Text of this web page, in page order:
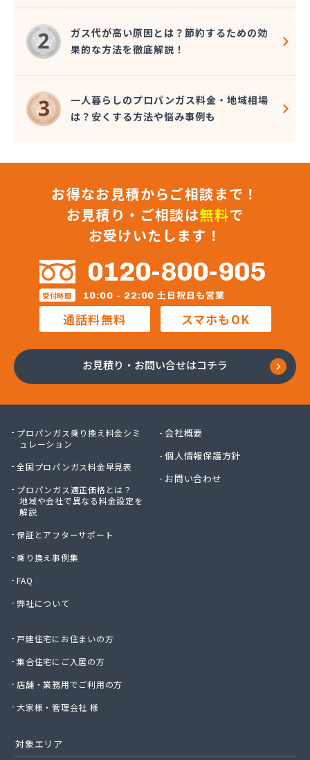
三原食糧企業組合・三原食糧プロパン部
三崎商店
秋山プロパン・電器店
松井商事有限会社
松村プロパン
松島燃料店
食協株式会社 広島販売所
食協株式会社 燃料部 燃料課
真田石油株式会社 本社・セルフ府中給油所
水口プロパン
政広商店
正進ガス株式会社
正和液化株式会社 LPGスタンド
正和液化株式会社 本社
赤木プロパンオート ガス充てん工場
川口プロパン
川本プロパン
大竹プロパン瓦斯株式会社
大陽日酸エネルギー株式会社 呉支店 東広島・竹
大陽日酸エネルギー株式会社 広島支店
大陽日酸株式会社 中四国支社
池田液化ガス株式会社
中国ガス機器株式会社 機器事業部
中国ガス機器株式会社 呉営業所
中国三愛ガスサプライ株式会社
中石産業株式会社 広島営業所
中前米穀燃料店
長神金物有限会社
土井商店
楠田機器商会
日の丸産業株式会社 LPガス事業部
日の丸産業株式会社 本社
ガス代が高い原因とは？節約するための効
果的な方法を徹底解説！
一人暮らしのプロパンガス料金・地域相場
は？安くする方法や悩み事例も
お得なお見積からご相談まで！
お見積り・ご相談は無料で
お受けいたします！
0120-800-905
受付時間 10:00 - 22:00 土日祝日も営業
通話料無料 スマホもOK
お見積り・お問い合せはコチラ
プロパンガス乗り換え料金シミ
ュレーション
全国プロパンガス料金早見表
プロパンガス適正価格とは？
地域や会社で異なる料金設定を
解説
保証とアフターサポート
乗り換え事例集
FAQ
弊社について
戸建住宅にお住まいの方
集合住宅にご入居の方
店舗・業務用でご利用の方
大家様・管理会社 様
会社概要
個人情報保護方針
お問い合わせ
対象エリア